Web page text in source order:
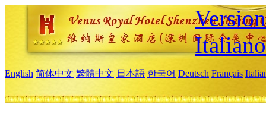
Italiano
English 简体中文 繁體中文 日本語 한국어 Deutsch Français